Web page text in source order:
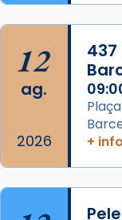
L’arquebisbe
Josep
concelebrat
Mons. David
📸 Dr. G.
Photo
View on Facebook
2 weeks ago
12
ag.
2026
437
+ info